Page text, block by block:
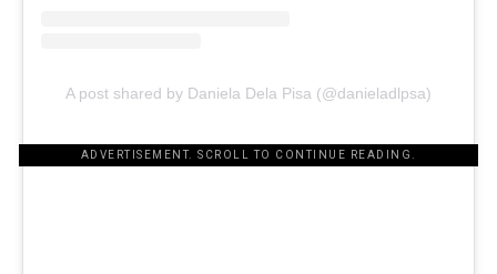
A post shared by Daniela Dela Pisa (@danieladlpsa)
ADVERTISEMENT. SCROLL TO CONTINUE READING.